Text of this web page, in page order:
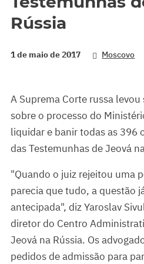
Rússia
1 de maio de 2017 Moscovo
A Suprema Corte russa
sobre o processo do
liquidar e banir todas as 396
das Testemunhas de Jeová
"Quando o juiz rejeitou uma
parecia que tudo, a questão
antecipada", diz Yaroslav
diretor do Centro
Jeová na Rússia. Os
pedidos de admissão para